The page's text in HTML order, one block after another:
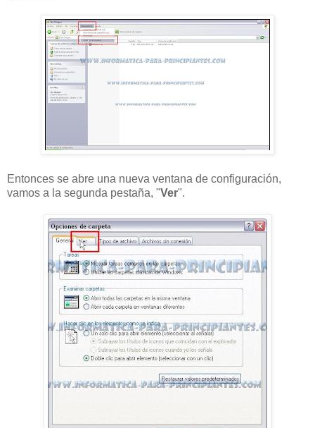
Entonces se abre una nueva ventana de configuración,
vamos a la segunda pestaña, "Ver".